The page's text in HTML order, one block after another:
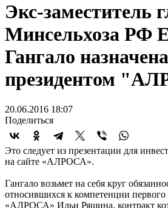
Экс-заместитель
Минсельхоза РФ
Гангало
президентом
20.06.2016 18:07
Поделиться
Это следует из презентации для
на сайте «АЛРОСА».
Гангало возьмет на себя круг
относившихся к компетенции первого
«АЛРОСА» Ильи Рящина, контракт